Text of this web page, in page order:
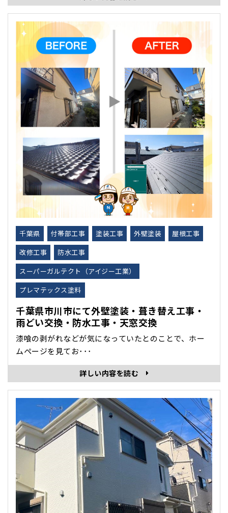
千葉県 付帯部工事 塗装工事 外壁塗装
屋根工事
改修工事
防水工事
スーパーガルテクト（アイジー工業）
プレマテックス塗料
千葉県市川市にて外壁塗装・葺き替え工事・
雨どい交換・防水工事・天窓交換
漆喰の剥がれなどが気になっていたとのことで、ホー
ムページを見てお･･･
詳しい内容を読む